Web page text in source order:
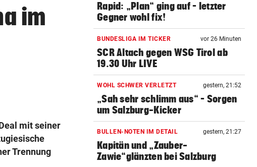
im
mit seiner
Trennung
Rapid: „Plan“ ging auf – letzter
Gegner wohl fix!
BUNDESLIGA IM TICKER vor 26 Minuten
SCR Altach gegen WSG Tirol ab
19.30 Uhr LIVE
WOHL SCHWER VERLETZT gestern, 21:52
„Sah sehr schlimm aus“ – Sorgen
um Salzburg-Kicker
BULLEN-NOTEN IM DETAIL gestern, 21:27
Kapitän und „Zauber-
Zawie“glänzten bei Salzburg